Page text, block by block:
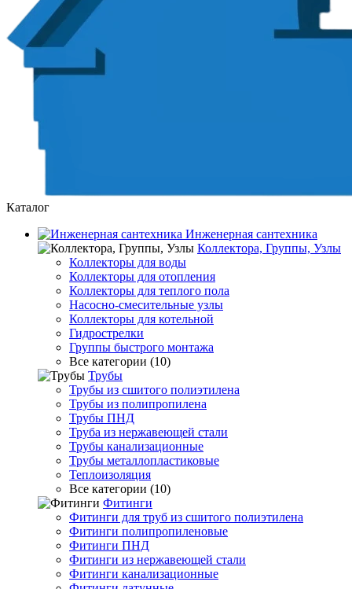
Каталог
Инженерная сантехника
Коллектора, Группы, Узлы
Коллекторы для воды
Коллекторы для отопления
Коллекторы для теплого пола
Насосно-смесительные узлы
Коллекторы для котельной
Гидрострелки
Группы быстрого монтажа
Все категории (10)
Трубы
Трубы из сшитого полиэтилена
Трубы из полипропилена
Трубы ПНД
Труба из нержавеющей стали
Трубы канализационные
Трубы металлопластиковые
Теплоизоляция
Все категории (10)
Фитинги
Фитинги для труб из сшитого полиэтилена
Фитинги полипропиленовые
Фитинги ПНД
Фитинги из нержавеющей стали
Фитинги канализационные